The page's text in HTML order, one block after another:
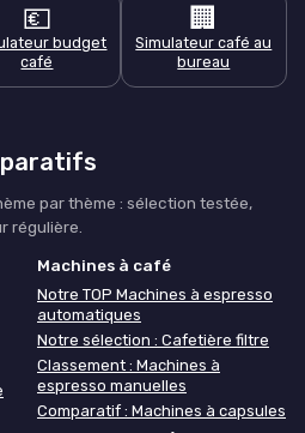
💶
budget
café
🏢
Simulateur café au
bureau
par thème : sélection testée,
régulière.
Machines à café
Notre TOP Machines à espresso
automatiques
Notre sélection : Cafetière filtre
Classement : Machines à
espresso manuelles
Comparatif : Machines à capsules